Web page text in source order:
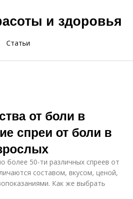
и здоровья
Статьи
от боли в
спреи от боли в
более 50-ти различных спреев от
составом, вкусом, ценой,
Как же выбрать